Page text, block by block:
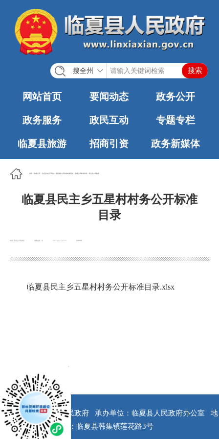
搜全州
网站首页 要闻动态 政务公开
政务服务 政民互动 专题专栏
临夏县旅游 招商引资 政务新媒体
首页 政务公开 法定主动公开内容 基层政务公开标准化规范化 村务公开标准目录 民主乡人民政府
临夏县民主乡五星村村务公开标准
目录
浏览次数： 发布时间：
2022-11-14 12:53
临夏县民主乡五星村村务公开标准目录.xlsx
版权所有：临夏县人民政府 承办单位：临夏县人民政府办公室
地
址：临夏县韩集镇莲花路3号
x